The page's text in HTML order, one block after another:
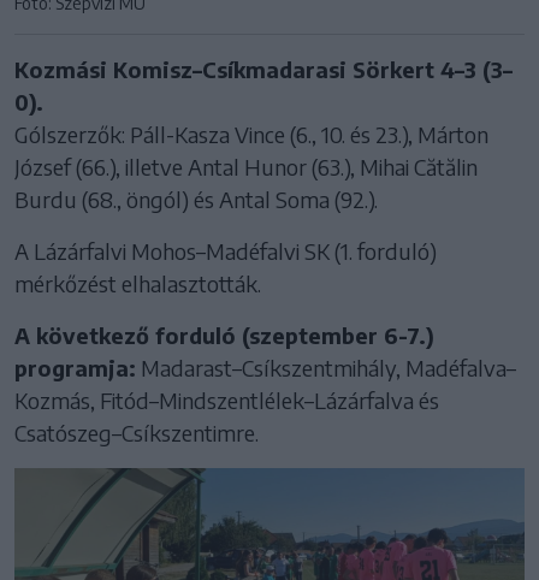
Kozmási Komisz–Csíkmadarasi Sörkert 4–3 (3–
0).
Gólszerzők: Páll-Kasza Vince (6., 10. és 23.), Márton
József (66.), illetve Antal Hunor (63.), Mihai Cătălin
Burdu (68., öngól) és Antal Soma (92.).
A Lázárfalvi Mohos–Madéfalvi SK (1. forduló)
mérkőzést elhalasztották.
A következő forduló (szeptember 6-7.)
programja: Madarast–Csíkszentmihály, Madéfalva–
Kozmás, Fitód–Mindszentlélek–Lázárfalva és
Csatószeg–Csíkszentimre.